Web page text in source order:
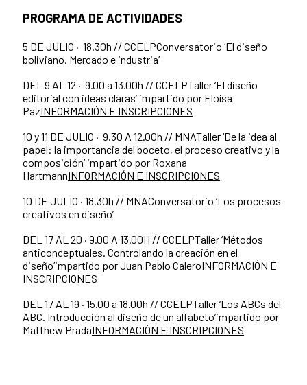
PROGRAMA DE ACTIVIDADES
5 DE JULIO · 18.30h // CCELPConversatorio ‘El diseño
boliviano. Mercado e industria’
DEL 9 AL 12 · 9.00 a 13.00h // CCELPTaller ‘El diseño
editorial con ideas claras’ impartido por Eloísa
PazINFORMACIÓN E INSCRIPCIONES
10 y 11 DE JULIO · 9.30 A 12.00h // MNATaller ‘De la idea al
papel: la importancia del boceto, el proceso creativo y la
composición’ impartido por Roxana
HartmannINFORMACIÓN E INSCRIPCIONES
10 DE JULIO · 18.30h // MNAConversatorio ‘Los procesos
creativos en diseño’
DEL 17 AL 20 · 9.00 A 13.00H // CCELPTaller ‘Métodos
anticonceptuales. Controlando la creación en el
diseño’impartido por Juan Pablo CaleroINFORMACIÓN E
INSCRIPCIONES
DEL 17 AL 19 · 15.00 a 18.00h // CCELPTaller ‘Los ABCs del
ABC. Introducción al diseño de un alfabeto’impartido por
Matthew PradaINFORMACIÓN E INSCRIPCIONES